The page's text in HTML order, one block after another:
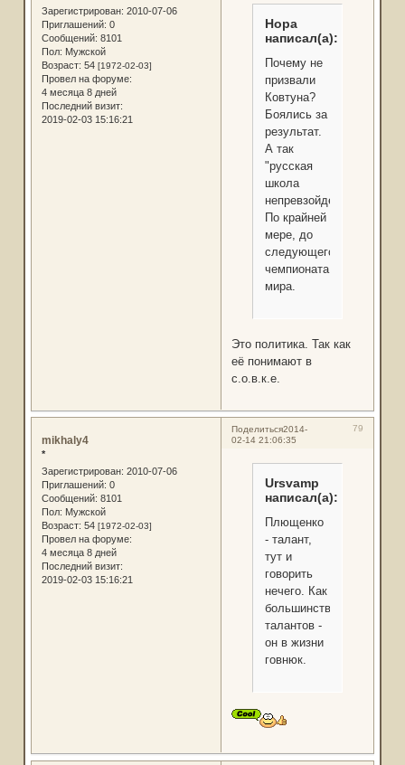
Зарегистрирован: 2010-07-06
Приглашений: 0
Сообщений: 8101
Пол: Мужской
Возраст: 54 [1972-02-03]
Провел на форуме:
4 месяца 8 дней
Последний визит:
2019-02-03 15:16:21
Нора
написал(а):
Почему не
призвали
Ковтуна?
Боялись за
результат.
А так
"русская
школа
непревзойденная".
По крайней
мере, до
следующего
чемпионата
мира.
Это политика. Так как
её понимают в
с.о.в.к.е.
Поделиться 79
2014-
02-14 21:06:35
mikhaly4
*
Зарегистрирован: 2010-07-06
Приглашений: 0
Сообщений: 8101
Пол: Мужской
Возраст: 54 [1972-02-03]
Провел на форуме:
4 месяца 8 дней
Последний визит:
2019-02-03 15:16:21
Ursvamp
написал(а):
Плющенко
- талант,
тут и
говорить
нечего. Как
большинство
талантов -
он в жизни
говнюк.